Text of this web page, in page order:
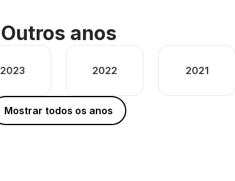
Outros anos
2023 2022 2021
Mostrar todos os anos